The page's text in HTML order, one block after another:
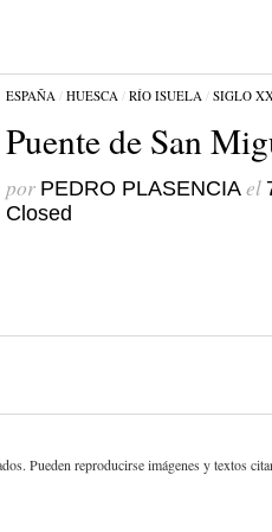
ESPAÑA/ HUESCA/ RÍO ISUELA/ SIGLO
Puente de San
por PEDRO PLASENCIAel
Closed
Pueden reproducirse imágenes y textos